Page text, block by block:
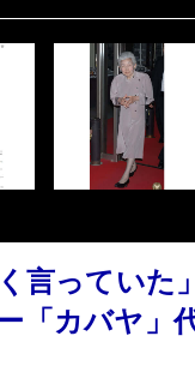
言ってい
「カバヤ」